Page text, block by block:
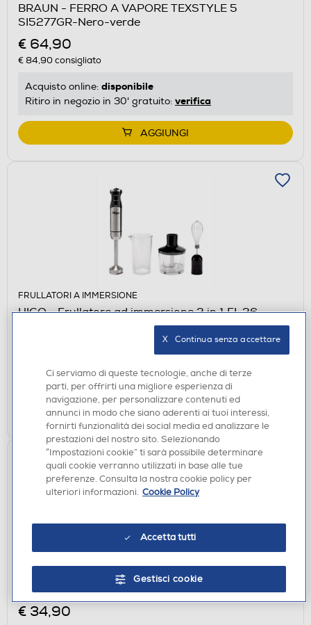
BRAUN - FERRO A VAPORE TEXSTYLE 5
SI5277GR-Nero-verde
€ 64,90
€ 84,90consigliato
Acquisto online: disponibile
Ritiro in negozio in 30' gratuito: verifica
AGGIUNGI
FRULLATORI A IMMERSIONE
HIGO - Frullatore ad immersione 3 in 1 FI-36
Ritiro in negozio in 30' gratuito:verifica
AGGIUNGI
HIGO - Bollitore elettrico in vetro satinato BE-16
€ 34,90
Ci serviamo di queste tecnologie, anche di terze
parti, per offrirti una migliore esperienza di
navigazione, per personalizzare contenuti ed
annunci in modo che siano aderenti ai tuoi interessi,
fornirti funzionalità dei social media ed analizzare le
prestazioni del nostro sito. Selezionando
“Impostazioni cookie” ti sarà possibile determinare
quali cookie verranno utilizzati in base alle tue
preferenze. Consulta la nostra cookie policy per
ulteriori informazioni. Cookie Policy
Accetta tutti
Gestisci cookie
X   Continua senza accettare